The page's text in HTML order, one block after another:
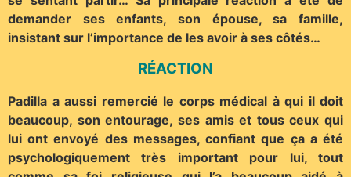
demander ses enfants, son épouse, sa famille,
insistant sur l’importance de les avoir à ses côtés…
RÉACTION
Padilla a aussi remercié le corps médical à qui il doit
beaucoup, son entourage, ses amis et tous ceux qui
lui ont envoyé des messages, confiant que ça a été
psychologiquement très important pour lui, tout